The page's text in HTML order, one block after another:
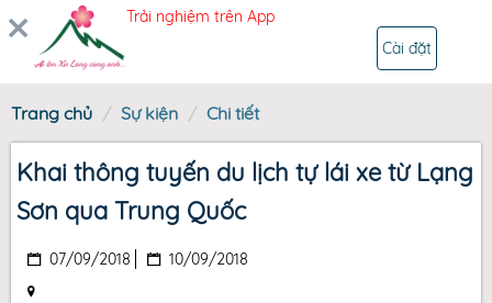
Trang chủ Sự kiện Chi tiết
Khai thông tuyến du lịch tự lái xe từ Lạng
Sơn qua Trung Quốc
07/09/2018 10/09/2018
Trải nghiệm trên App
Cài đặt